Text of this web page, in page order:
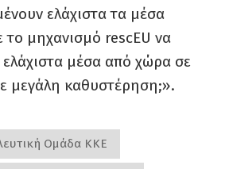
ελάχιστα τα μέσα
μηχανισμό rescEU να
ελάχιστα μέσα από χώρα σε
μεγάλη καθυστέρηση;».
Ομάδα ΚΚΕ